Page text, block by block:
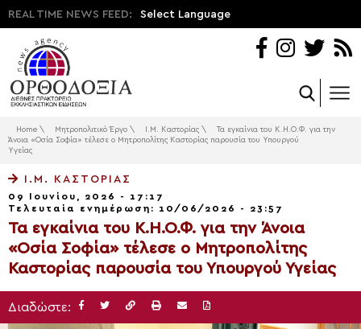
REAL TIME NEWS FEED: Select Language
Home \ Μητροπολιτικό Έργο \ Ι.Μ. Καστορίας \
Τα εγκαίνια του Κ.Η.Ο.Φ. για την
Άνοια «Οσία Σοφία» τέλεσε ο Μητροπολίτης Καστορίας παρουσία του Υπουργού
Υγείας
Ι.Μ. ΚΑΣΤΟΡΊΑΣ
09 Ιουνίου, 2026 - 17:17
Τελευταία ενημέρωση: 10/06/2026 - 23:57
Τα εγκαίνια του Κ.Η.Ο.Φ. για την Άνοια
«Οσία Σοφία» τέλεσε ο Μητροπολίτης
Καστορίας παρουσία του Υπουργού Υγείας
Διαδώστε: